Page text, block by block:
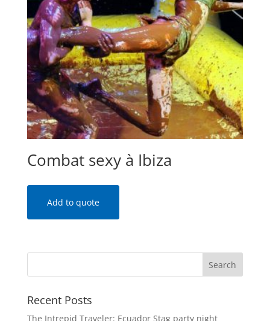
Combat sexy à Ibiza
Add to quote
Recent Posts
The Intrepid Traveler: Ecuador Stag party night